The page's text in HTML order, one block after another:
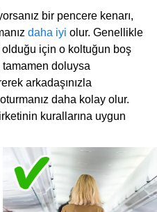
bir pencere kenarı,
daha iyi olur. Genellikle
için o koltuğun boş
tamamen doluysa
arkadaşınızla
daha kolay olur.
kurallarına uygun